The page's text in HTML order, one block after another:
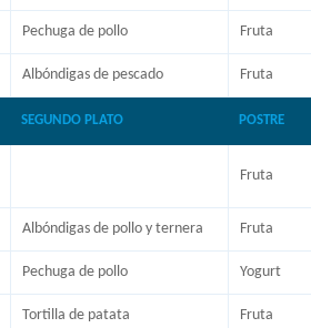
Pechuga de pollo Fruta
Albóndigas de pescado Fruta
SEGUNDO PLATO POSTRE
Fruta
Albóndigas de pollo y ternera Fruta
Pechuga de pollo Yogurt
Tortilla de patata Fruta